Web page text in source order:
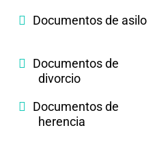
Documentos de asilo
Documentos de
divorcio
Documentos de
herencia